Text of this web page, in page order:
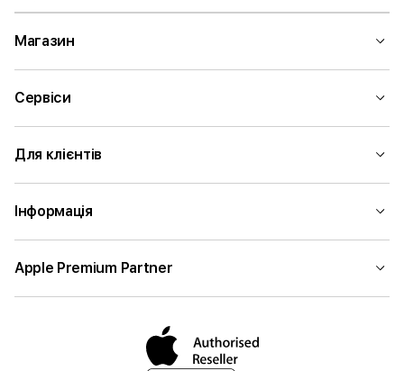
Магазин
Сервіси
Для клієнтів
Інформація
Apple Premium Partner